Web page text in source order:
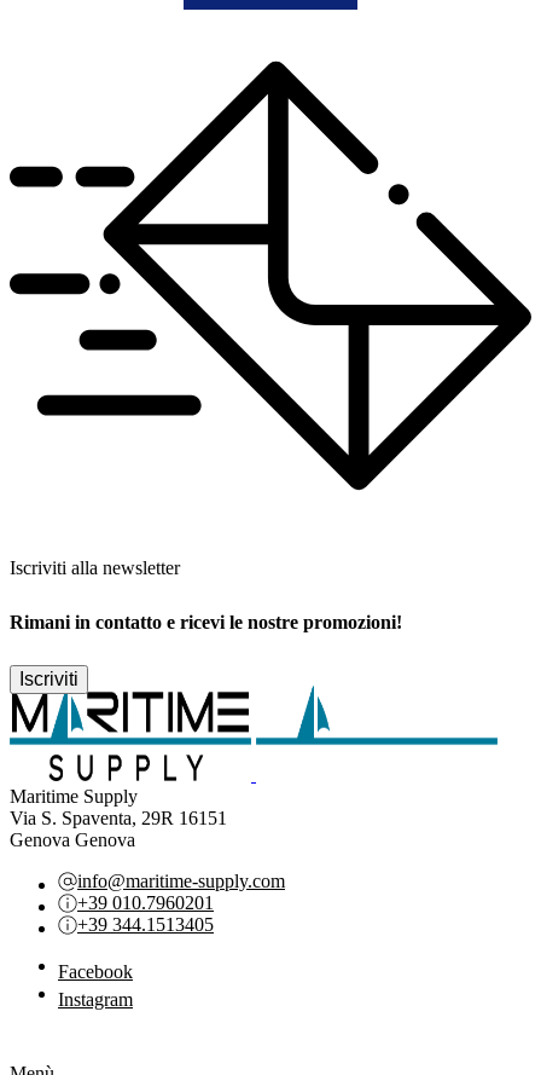
Iscriviti alla newsletter
Rimani in contatto e ricevi le nostre promozioni!
Iscriviti
Maritime Supply
Via S. Spaventa, 29R 16151
Genova Genova
info@maritime-supply.com
+39 010.7960201
+39 344.1513405
Facebook
Instagram